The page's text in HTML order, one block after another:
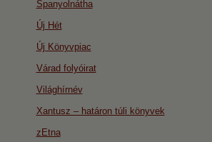
Spanyolnátha
Új Hét
Új Könyvpiac
Várad folyóirat
Világhírnév
Xantusz – határon túli könyvek
zEtna